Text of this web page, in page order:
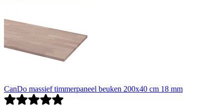
CanDo massief timmerpaneel beuken 200x40 cm 18 mm